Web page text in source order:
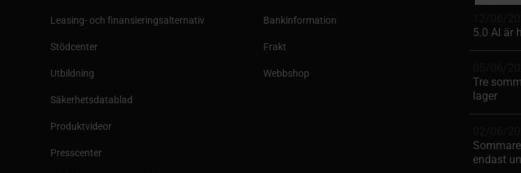
Leasing- och finansieringsalternativ
Stödcenter
Utbildning
Säkerhetsdatablad
Produktvideor
Presscenter
Bankinformation
Frakt
Webbshop
5.0 AI är
Tre
lager
endast